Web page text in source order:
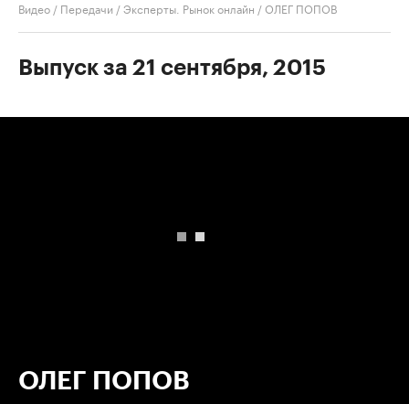
Видео / Передачи /Эксперты. Рынок онлайн /ОЛЕГ ПОПОВ
Выпуск за 21 сентября, 2015
ОЛЕГ ПОПОВ